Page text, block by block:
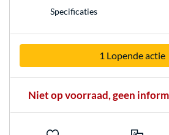
Specificaties
1 Lopende actie
Niet op voorraad, geen